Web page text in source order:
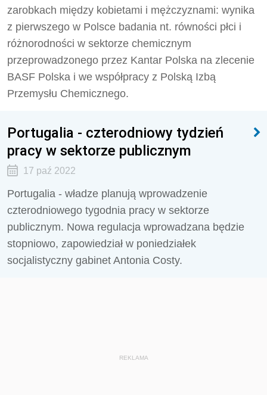
zarobkach między kobietami i mężczyznami: wynika
z pierwszego w Polsce badania nt. równości płci i
różnorodności w sektorze chemicznym
przeprowadzonego przez Kantar Polska na zlecenie
BASF Polska i we współpracy z Polską Izbą
Przemysłu Chemicznego.
Portugalia - czterodniowy tydzień
pracy w sektorze publicznym
17 paź 2022
Portugalia - władze planują wprowadzenie
czterodniowego tygodnia pracy w sektorze
publicznym. Nowa regulacja wprowadzana będzie
stopniowo, zapowiedział w poniedziałek
socjalistyczny gabinet Antonia Costy.
REKLAMA